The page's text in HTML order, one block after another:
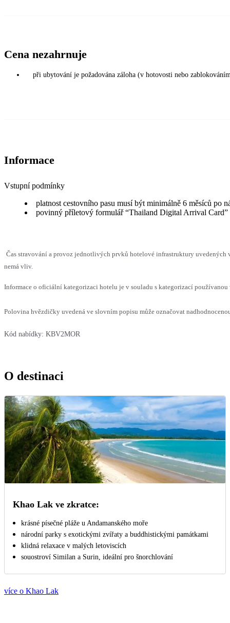
Cena nezahrnuje
při ubytování je požadována záloha (v hotovosti nebo
Informace
Vstupní podmínky
platnost cestovního pasu musí být minimálně 6 měsíců po
povinný příletový formulář “Thailand Digital Arrival Card”
Čas stravování a provoz jednotlivých prvků hotelové infrastruktury uvedených
nemá vliv.
Informace o oficiální kategorizaci hotelu je v souladu s kategorizací
Polovina hvězdičky uvedená ve slovním popisu může označovat
Kód nabídky: KBV2MOR
O destinaci
Khao Lak ve zkratce:
krásné písečné pláže u Andamanského moře
národní parky s exotickými zvířaty a buddhistickými památkami
klidná relaxace v malých letoviscích
souostroví Similan a Surin, ideální pro šnorchlování
více o Khao Lak